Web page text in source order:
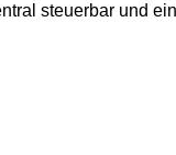
steuerbar und